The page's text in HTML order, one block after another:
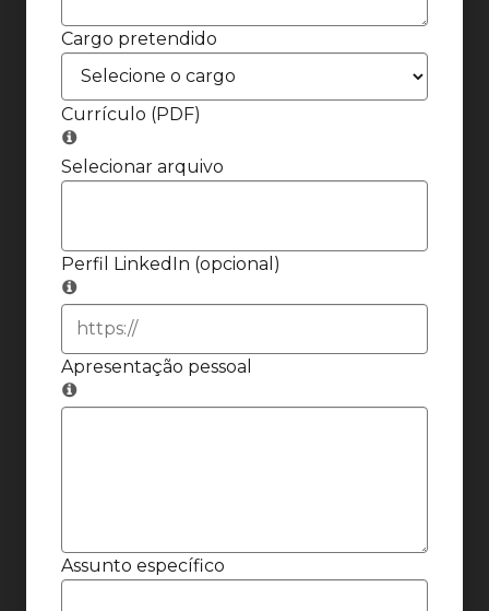
Cargo pretendido
Currículo (PDF)
Selecionar arquivo
Perfil LinkedIn (opcional)
Apresentação pessoal
Assunto específico